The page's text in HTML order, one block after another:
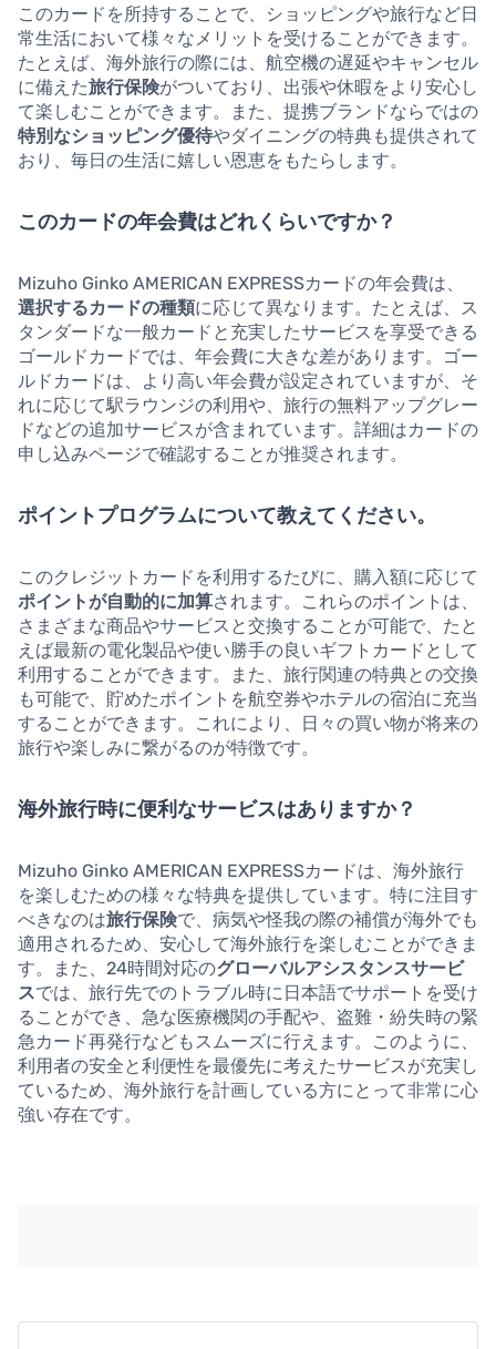
このカードを所持することで、ショッピングや旅行など日
常生活において様々なメリットを受けることができます。
たとえば、海外旅行の際には、航空機の遅延やキャンセル
に備えた旅行保険がついており、出張や休暇をより安心し
て楽しむことができます。また、提携ブランドならではの
特別なショッピング優待やダイニングの特典も提供されて
おり、毎日の生活に嬉しい恩恵をもたらします。
このカードの年会費はどれくらいですか？
Mizuho Ginko AMERICAN EXPRESSカードの年会費は、
選択するカードの種類に応じて異なります。たとえば、ス
タンダードな一般カードと充実したサービスを享受できる
ゴールドカードでは、年会費に大きな差があります。ゴー
ルドカードは、より高い年会費が設定されていますが、そ
れに応じて駅ラウンジの利用や、旅行の無料アップグレー
ドなどの追加サービスが含まれています。詳細はカードの
申し込みページで確認することが推奨されます。
ポイントプログラムについて教えてください。
このクレジットカードを利用するたびに、購入額に応じて
ポイントが自動的に加算されます。これらのポイントは、
さまざまな商品やサービスと交換することが可能で、たと
えば最新の電化製品や使い勝手の良いギフトカードとして
利用することができます。また、旅行関連の特典との交換
も可能で、貯めたポイントを航空券やホテルの宿泊に充当
することができます。これにより、日々の買い物が将来の
旅行や楽しみに繋がるのが特徴です。
海外旅行時に便利なサービスはありますか？
Mizuho Ginko AMERICAN EXPRESSカードは、海外旅行
を楽しむための様々な特典を提供しています。特に注目す
べきなのは旅行保険で、病気や怪我の際の補償が海外でも
適用されるため、安心して海外旅行を楽しむことができま
す。また、24時間対応のグローバルアシスタンスサービ
スでは、旅行先でのトラブル時に日本語でサポートを受け
ることができ、急な医療機関の手配や、盗難・紛失時の緊
急カード再発行などもスムーズに行えます。このように、
利用者の安全と利便性を最優先に考えたサービスが充実し
ているため、海外旅行を計画している方にとって非常に心
強い存在です。